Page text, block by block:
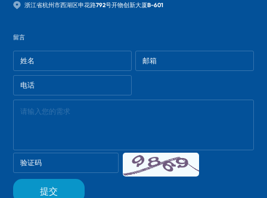
浙江省杭州市西湖区申花路792号开物创新大厦B-601
留言